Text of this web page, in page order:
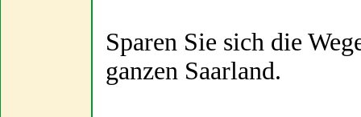
Sparen Sie sich die
ganzen Saarland.